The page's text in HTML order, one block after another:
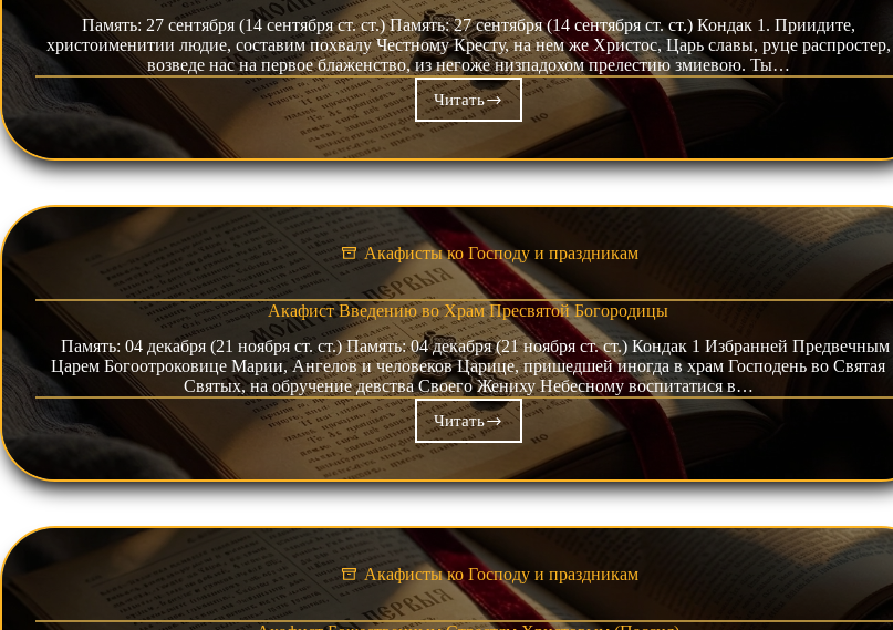
Память: 27 сентября (14 сентября ст. ст.) Память: 27 сентября (14 сентября ст. ст.) Кондак 1. Приидите,
христоименитии людие, составим похвалу Честному Кресту, на нем же Христос, Царь славы, руце распростер,
возведе нас на первое блаженство, из негоже низпадохом прелестию змиевою. Ты…
ЧитатьАкафист
на
Воздвижение
Креста
Акафисты ко Господу и праздникам
Акафист Введению во Храм Пресвятой Богородицы
Память: 04 декабря (21 ноября ст. ст.) Память: 04 декабря (21 ноября ст. ст.) Кондак 1 Избранней Пред­веч­ным
Царем Богоотроковице Ма­рии, Ан­ге­лов и че­ло­ве­ков Ца­ри­це, пришедшей иногда в храм Господень во Свя­тая
Свя­тых, на обручение девст­ва Сво­его Жениху Небесному воспитатися в…
ЧитатьАкафист
Введению
Храм
Богородицы
Акафисты ко Господу и праздникам